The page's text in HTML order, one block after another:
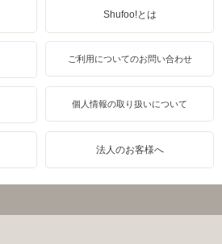
Shufoo!とは
ご利用についてのお問い合わせ
個人情報の取り扱いについて
法人のお客様へ